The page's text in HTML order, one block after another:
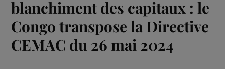
blanchiment des capitaux : le
Congo transpose la Directive
CEMAC du 26 mai 2024